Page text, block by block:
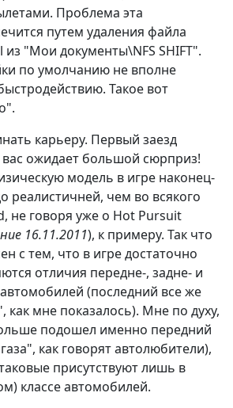
Проблема эта
путем удаления файла
"Мои документы\NFS SHIFT".
по умолчанию не вполне
Такое вот
карьеру. Первый заезд
вас ожидает большой сюрприз!
модель в игре наконец-
реалистичней, чем во всякого
не говоря уже о Hot Pursuit
16.11.2011), к примеру. Так что
с тем, что в игре достаточно
отличия передне-, задне- и
(последний все же
как мне показалось). Мне по духу,
подошел именно передний
как говорят автолюбители),
присутствуют лишь в
классе автомобилей.